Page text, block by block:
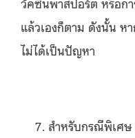
แล้วเองก็ตาม ดังนั้น ห
ไม่ได้เป็นปัญหา
สำหรับกรณีพิเศษ